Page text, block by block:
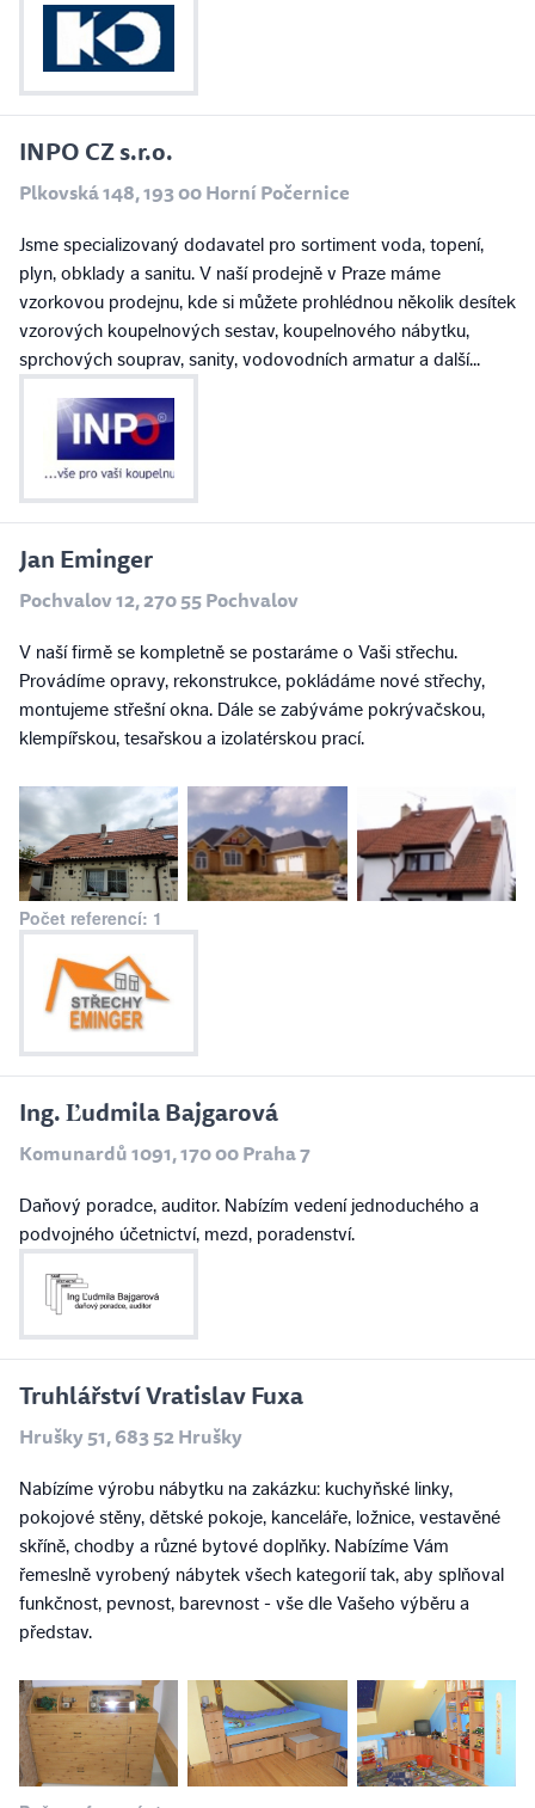
INPO CZ s.r.o.
Plkovská 148, 193 00 Horní Počernice
Jsme specializovaný dodavatel pro sortiment voda, topení,
plyn, obklady a sanitu. V naší prodejně v Praze máme
vzorkovou prodejnu, kde si můžete prohlédnou několik desítek
vzorových koupelnových sestav, koupelnového nábytku,
sprchových souprav, sanity, vodovodních armatur a další...
Jan Eminger
Pochvalov 12, 270 55 Pochvalov
V naší firmě se kompletně se postaráme o Vaši střechu.
Provádíme opravy, rekonstrukce, pokládáme nové střechy,
montujeme střešní okna. Dále se zabýváme pokrývačskou,
klempířskou, tesařskou a izolatérskou prací.
Počet referencí: 1
Ing. Ľudmila Bajgarová
Komunardů 1091, 170 00 Praha 7
Daňový poradce, auditor. Nabízím vedení jednoduchého a
podvojného účetnictví, mezd, poradenství.
Truhlářství Vratislav Fuxa
Hrušky 51, 683 52 Hrušky
Nabízíme výrobu nábytku na zakázku: kuchyňské linky,
pokojové stěny, dětské pokoje, kanceláře, ložnice, vestavěné
skříně, chodby a různé bytové doplňky. Nabízíme Vám
řemeslně vyrobený nábytek všech kategorií tak, aby splňoval
funkčnost, pevnost, barevnost - vše dle Vašeho výběru a
představ.